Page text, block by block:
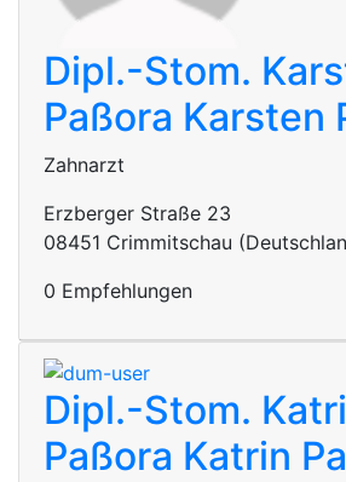
Dipl.-Stom.
Paßora Karsten
Zahnarzt
Erzberger Straße 23
08451 Crimmitschau
0 Empfehlungen
Dipl.-Stom.
Paßora Katrin